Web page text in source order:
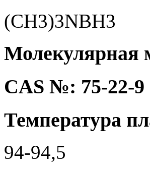
(CH3)3NBH3
Молекулярная
CAS №: 75-22-9
Температура
94-94,5